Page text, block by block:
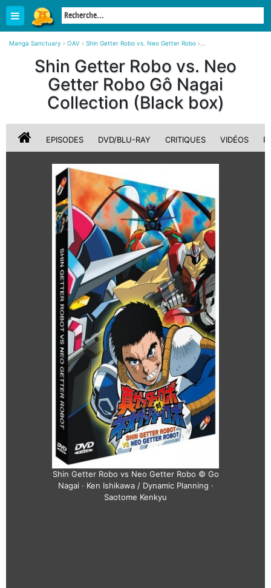
Manga Sanctuary › OAV › Shin Getter Robo vs. Neo Getter Robo ›
Shin Getter Robo vs. Neo
Getter Robo Gô Nagai
Collection (Black box)
EPISODES DVD/BLU-RAY CRITIQUES VIDÉOS
Shin Getter Robo vs Neo Getter Robo © Go
Nagai · Ken Ishikawa / Dynamic Planning ·
Saotome Kenkyu